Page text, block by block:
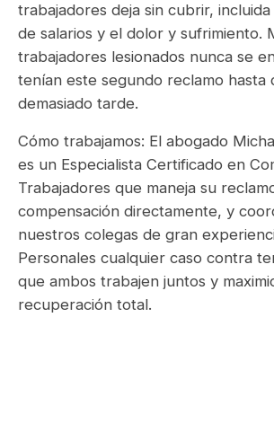
trabajadores deja sin cubrir,
de salarios y el dolor y sufrimiento.
trabajadores lesionados nunca se
tenían este segundo reclamo hasta
demasiado tarde.
Cómo trabajamos: El abogado
es un Especialista Certificado en
Trabajadores que maneja su
compensación directamente, y
nuestros colegas de gran
Personales cualquier caso contra
que ambos trabajen juntos y
recuperación total.